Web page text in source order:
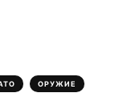
, ОРУЖИЕ